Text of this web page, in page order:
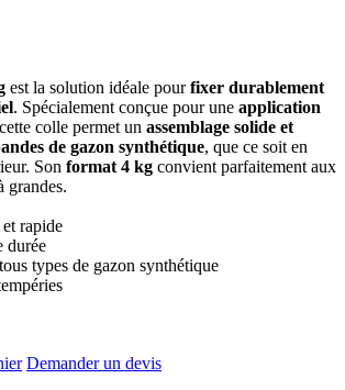
est la solution idéale pourfixer durablement
. Spécialement conçue pour une application
colle permet un assemblage solide et
de gazon synthétique, que ce soit en
Son format 4 kg convient parfaitement aux
grandes.
rapide
durée
types de gazon synthétique
Demander un devis